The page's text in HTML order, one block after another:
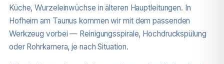
Küche, Wurzeleinwüchse in älteren Hauptleitungen. In
Hofheim am Taunus kommen wir mit dem passenden
Werkzeug vorbei — Reinigungsspirale, Hochdruckspülung
oder Rohrkamera, je nach Situation.